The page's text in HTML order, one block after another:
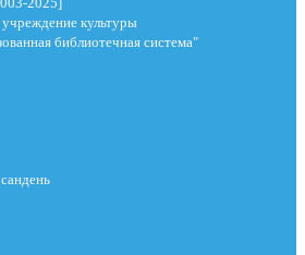
культуры
библиотечная система"